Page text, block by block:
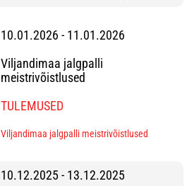
10.01.2026 - 11.01.2026
Viljandimaa jalgpalli
meistrivõistlused
TULEMUSED
Viljandimaa jalgpalli meistrivõistlused
10.12.2025 - 13.12.2025